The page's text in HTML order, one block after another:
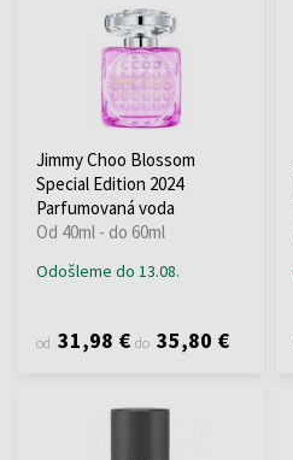
Jimmy Choo Blossom
Special Edition 2024
Parfumovaná voda
Od 40ml - do 60ml
Odošleme do 13.08.
od 31,98 € do 35,80 €